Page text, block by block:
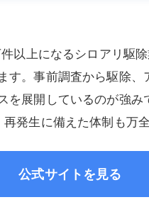
以上になるシロアリ駆
す。事前調査から駆除
を展開しているのが強
発生に備えた体制も万全
公式サイトを見る